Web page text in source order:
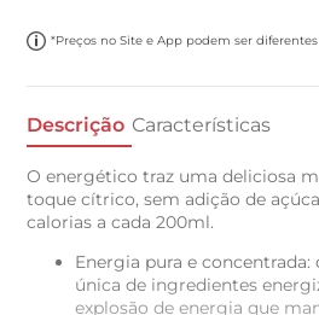
*Preços no Site e App podem ser diferentes
Descrição Características
O energético traz uma deliciosa
toque cítrico, sem adição de
calorias a cada 200ml.
Energia pura e
única de ingredientes
explosão de energia que